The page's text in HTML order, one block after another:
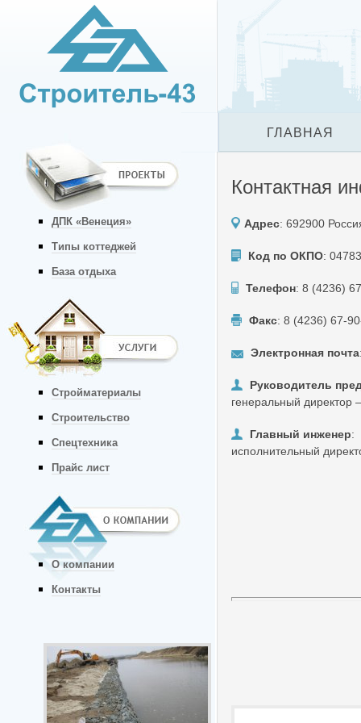
ГЛАВНАЯ
ДПК «Венеция»
Типы коттеджей
База отдыха
Стройматериалы
Строительство
Спецтехника
Прайс лист
О компании
Контакты
Контактная
Адрес: 692900
Код по ОКПО:
Телефон: 8 (4236)
Факс: 8 (4236) 67-
Электронная почта
Руководитель
генеральный
Главный инженер:
исполнительный